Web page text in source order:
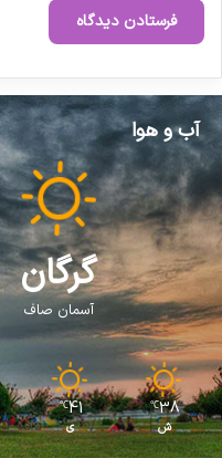
آب و هوا
گرگان
آسمان صاف
38
℃
ش
41
℃
ی